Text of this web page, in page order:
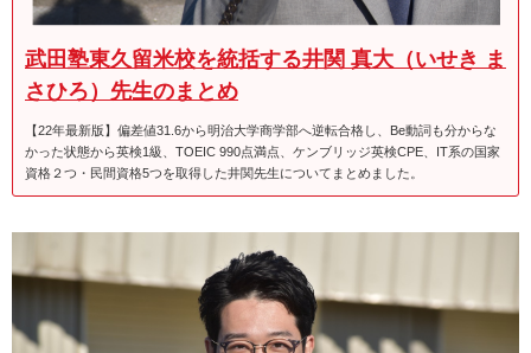
武田塾東久留米校を統括する井関 真大（いせき ま
さひろ）先生のまとめ
【22年最新版】偏差値31.6から明治大学商学部へ逆転合格し、Be動詞も分からな
かった状態から英検1級、TOEIC 990点満点、ケンブリッジ英検CPE、IT系の国家
資格２つ・民間資格5つを取得した井関先生についてまとめました。